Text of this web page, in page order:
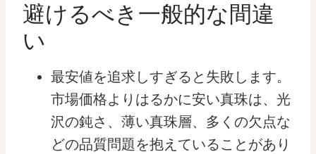
避けるべき一般的な間違
い
最安値を追求しすぎると失敗します。
市場価格よりはるかに安い真珠は、光
沢の鈍さ、薄い真珠層、多くの欠点な
どの品質問題を抱えていることがあり